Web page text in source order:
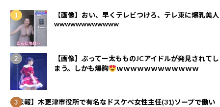
【画像】おい、早くテレビつけろ、テレ東に爆乳美人
wwwwwwwwwwww
【画像】ぶってー太もものJCアイドルが発見されてし
まう。しかも爆胸
ｗｗｗｗｗｗｗｗｗｗｗｗ
【悲報】木更津市役所で有名なドスケベ女性主任(31)ソープで働い